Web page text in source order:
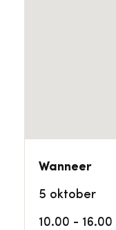
Wanneer
5 oktober
10.00 -